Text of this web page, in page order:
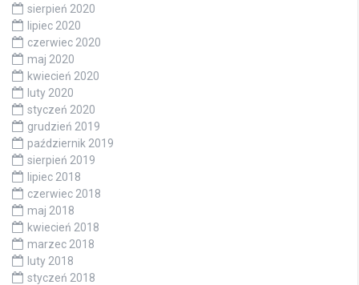
sierpień 2020
lipiec 2020
czerwiec 2020
maj 2020
kwiecień 2020
luty 2020
styczeń 2020
grudzień 2019
październik 2019
sierpień 2019
lipiec 2018
czerwiec 2018
maj 2018
kwiecień 2018
marzec 2018
luty 2018
styczeń 2018